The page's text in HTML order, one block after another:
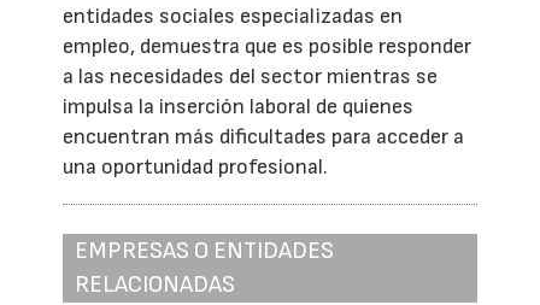
entidades sociales especializadas en
empleo, demuestra que es posible responder
a las necesidades del sector mientras se
impulsa la inserción laboral de quienes
encuentran más dificultades para acceder a
una oportunidad profesional.
EMPRESAS O ENTIDADES
RELACIONADAS